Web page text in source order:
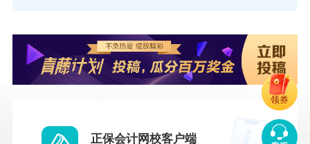
正保会计网校客户端
领券